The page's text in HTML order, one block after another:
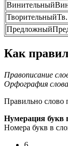
Винительный
ТворительныйТв.
Предложный
Как
Правописание
Орфография
Правильно слово
Нумерация букв
Номера букв в